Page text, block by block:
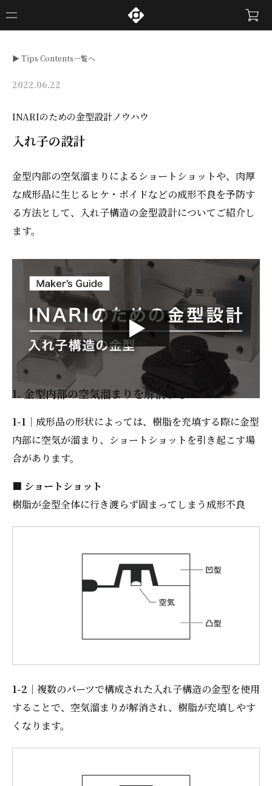
▶︎ Tips Contents一覧へ
2022.06.22
INARIのための金型設計ノウハウ
入れ子の設計
金型内部の空気溜まりによるショートショットや、肉厚
な成形品に生じるヒケ・ボイドなどの成形不良を予防す
る方法として、入れ子構造の金型設計についてご紹介し
ます。
1. 金型内部の空気溜まりを解消する
1-1 ｜成形品の形状によっては、樹脂を充填する際に金型
内部に空気が溜まり、ショートショットを引き起こす場
合があります。
■ ショートショット
樹脂が金型全体に行き渡らず固まってしまう成形不良
1-2 ｜複数のパーツで構成された入れ子構造の金型を使用
することで、空気溜まりが解消され、樹脂が充填しやす
くなります。